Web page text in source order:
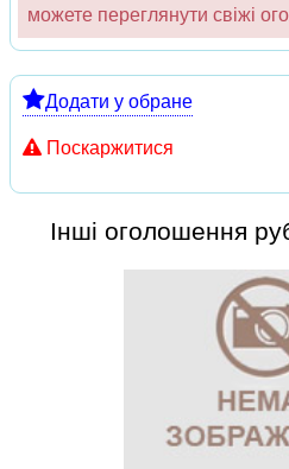
можете переглянути свіжі
Додати у обране
Поскаржитися
Інші оголошення